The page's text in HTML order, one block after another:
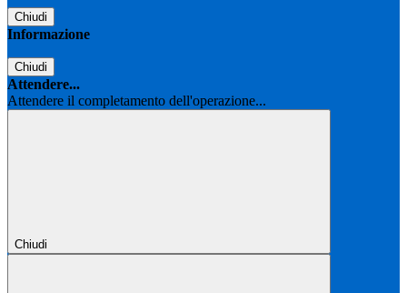
Chiudi
Informazione
Chiudi
Attendere...
Attendere il completamento dell'operazione...
Chiudi